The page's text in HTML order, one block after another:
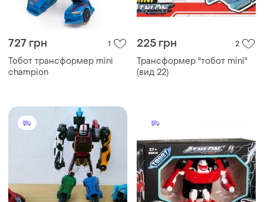
727 грн 1
Тобот трансформер mini
champion
225 грн 2
Трансформер "тобот mini"
(вид 22)